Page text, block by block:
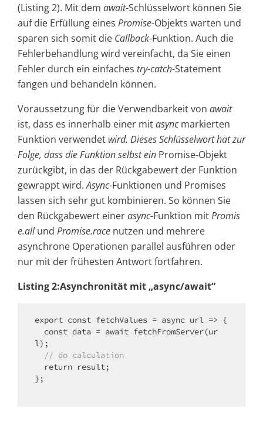
(Listing 2). Mit dem await-Schlüsselwort können Sie
auf die Erfüllung eines Promise-Objekts warten und
sparen sich somit die Callback-Funktion. Auch die
Fehlerbehandlung wird vereinfacht, da Sie einen
Fehler durch ein einfaches try-catch-Statement
fangen und behandeln können.
Voraussetzung für die Verwendbarkeit von await
ist, dass es innerhalb einer mitasyncmarkierten
Funktion verwendet wird. Dieses Schlüsselwort hat zur
Folge, dass die Funktion selbst ein Promise-Objekt
zurückgibt, in das der Rückgabewert der Funktion
gewrappt wird.Async-Funktionen und Promises
lassen sich sehr gut kombinieren. So können Sie
den Rückgabewert einerasync-Funktion mitPromis
e.allund Promise.race nutzen und mehrere
asynchrone Operationen parallel ausführen oder
nur mit der frühesten Antwort fortfahren.
Listing 2:Asynchronität mit „async/await“
export const fetchValues = async url => {
const data = await fetchFromServer(ur
l);
// do calculation
return result;
};